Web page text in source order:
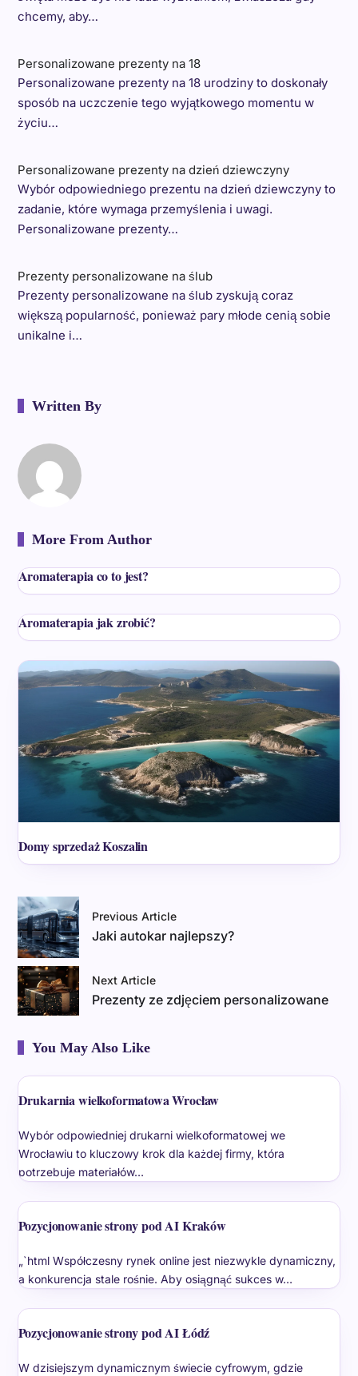
chcemy, aby…
Personalizowane prezenty na 18
Personalizowane prezenty na 18 urodziny to doskonały
sposób na uczczenie tego wyjątkowego momentu w
życiu…
Personalizowane prezenty na dzień dziewczyny
Wybór odpowiedniego prezentu na dzień dziewczyny to
zadanie, które wymaga przemyślenia i uwagi.
Personalizowane prezenty…
Prezenty personalizowane na ślub
Prezenty personalizowane na ślub zyskują coraz
większą popularność, ponieważ pary młode cenią sobie
unikalne i…
Written By
More From Author
Aromaterapia co to jest?
Aromaterapia jak zrobić?
Domy sprzedaż Koszalin
Previous Article
Jaki autokar najlepszy?
Next Article
Prezenty ze zdjęciem personalizowane
You May Also Like
Drukarnia wielkoformatowa Wrocław
Wybór odpowiedniej drukarni wielkoformatowej we
Wrocławiu to kluczowy krok dla każdej firmy, która
potrzebuje materiałów…
Pozycjonowanie strony pod AI Kraków
„`html Współczesny rynek online jest niezwykle dynamiczny,
a konkurencja stale rośnie. Aby osiągnąć sukces w…
Pozycjonowanie strony pod AI Łódź
W dzisiejszym dynamicznym świecie cyfrowym, gdzie